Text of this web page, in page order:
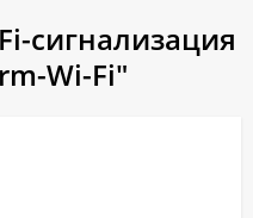
сигнализация
Wi-Fi"